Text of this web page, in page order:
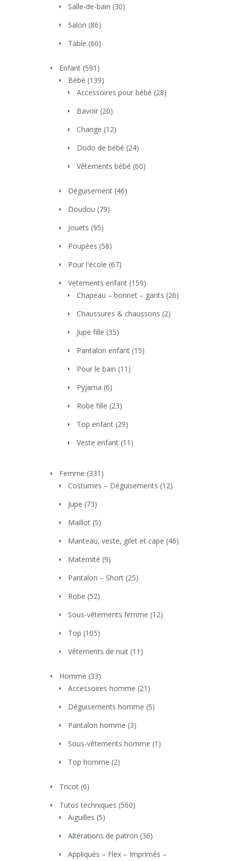
Salle-de-bain (30)
Salon (86)
Table (60)
Enfant (591)
Bébé (139)
Accessoires pour bébé (28)
Bavoir (20)
Change (12)
Dodo de bébé (24)
Vêtements bébé (60)
Déguisement (46)
Doudou (79)
Jouets (95)
Poupées (58)
Pour l'école (67)
Vetements enfant (159)
Chapeau – bonnet – gants (26)
Chaussures & chaussons (2)
Jupe fille (35)
Pantalon enfant (15)
Pour le bain (11)
Pyjama (6)
Robe fille (23)
Top enfant (29)
Veste enfant (11)
Femme (331)
Costumes – Déguisements (12)
Jupe (73)
Maillot (5)
Manteau, veste, gilet et cape (46)
Maternité (9)
Pantalon – Short (25)
Robe (52)
Sous-vêtements femme (12)
Top (105)
Vêtements de nuit (11)
Homme (33)
Accessoires homme (21)
Déguisements homme (5)
Pantalon homme (3)
Sous-vêtements homme (1)
Top homme (2)
Tricot (6)
Tutos techniques (560)
Aiguilles (5)
Altérations de patron (36)
Appliqués – Flex – Imprimés –